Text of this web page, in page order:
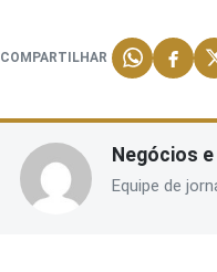
COMPARTILHAR
Negócios
Equipe de